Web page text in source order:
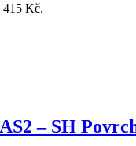
415 Kč.
– SH